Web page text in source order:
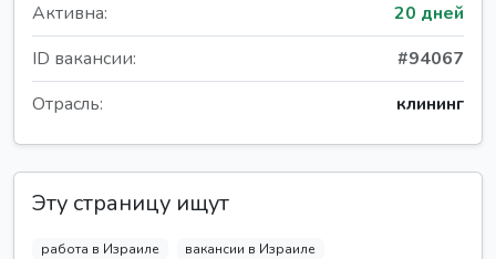
Активна:
20 дней
ID вакансии:
#94067
Отрасль:
клининг
Эту страницу ищут
работа в Израиле
вакансии в Израиле